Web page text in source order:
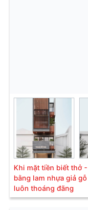
Khi mặt tiền biết thở
bằng lam nhựa giả
luôn thoáng đãng